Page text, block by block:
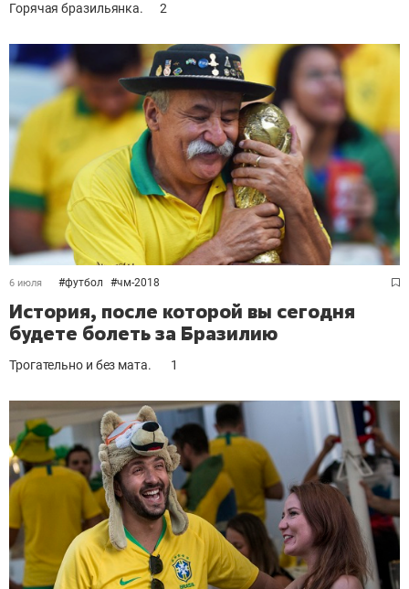
Горячая бразильянка. 2
6 июля #футбол #чм-2018
История, после которой вы сегодня
будете болеть за Бразилию
Трогательно и без мата. 1